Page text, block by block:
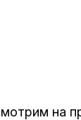
на